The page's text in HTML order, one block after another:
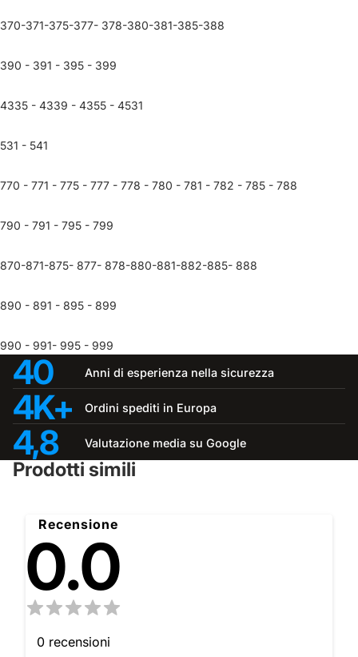
370-371-375-377- 378-380-381-385-388
390 - 391 - 395 - 399
4335 - 4339 - 4355 - 4531
531 - 541
770 - 771 - 775 - 777 - 778 - 780 - 781 - 782 - 785 - 788
790 - 791 - 795 - 799
870-871-875- 877- 878-880-881-882-885- 888
890 - 891 - 895 - 899
990 - 991- 995 - 999
40 Anni di esperienza nella sicurezza
4K+ Ordini spediti in Europa
4,8 Valutazione media su Google
Prodotti simili
Recensione
0.0
0 recensioni